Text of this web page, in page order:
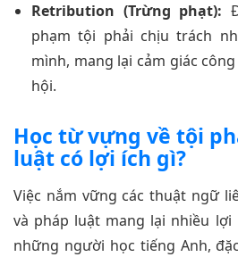
Retribution (Trừng phạt):
phạm tội phải chịu trách
mình, mang lại cảm giác
hội.
Học từ vựng về tội
luật có lợi ích gì?
Việc nắm vững các thuật ngữ
và pháp luật mang lại nhiều
những người học tiếng Anh,